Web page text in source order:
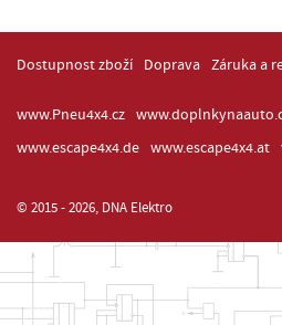
Dostupnost zboží Doprava Záruka a
www.Pneu4x4.cz
www.escape4x4.de
www.escape4x4.at
© 2015 - 2026, DNA Elektro